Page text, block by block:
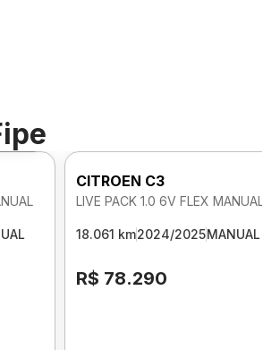
360º
CITROEN C3
LIVE PACK 1.0 6V FLEX MANUAL
18.061 km2024/2025MANUAL
R$ 78.290